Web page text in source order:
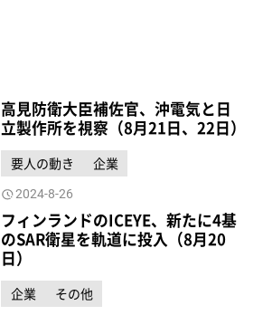
高見防衛大臣補佐官、沖電気と日
立製作所を視察（8月21日、22日）
要人の動き 企業
2024-8-26
フィンランドのICEYE、新たに4基
のSAR衛星を軌道に投入（8月20
日）
企業 その他